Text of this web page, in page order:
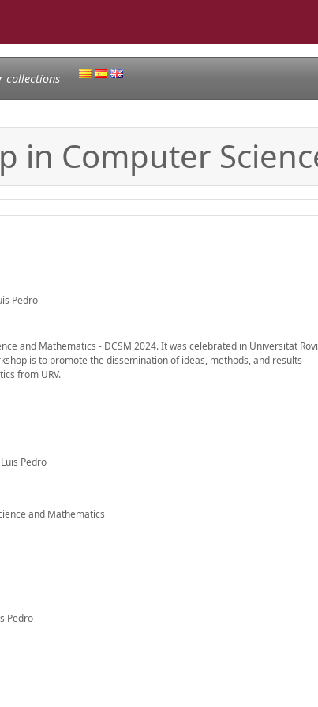
collections
in Computer
Pedro
and Mathematics - DCSM 2024. It was celebrated in Universitat
is to promote the dissemination of ideas, methods, and results
from URV.
Pedro
and Mathematics
Pedro